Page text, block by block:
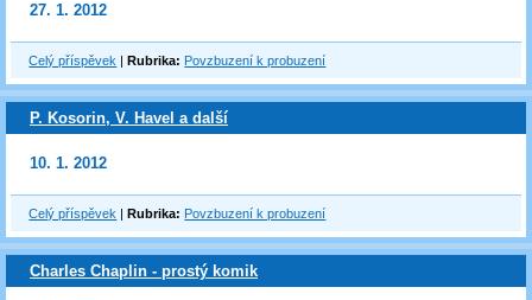
27. 1. 2012
Celý příspěvek |Rubrika: Povzbuzení k probuzení
P. Kosorin, V. Havel a další
10. 1. 2012
Celý příspěvek |Rubrika: Povzbuzení k probuzení
Charles Chaplin - prostý komik